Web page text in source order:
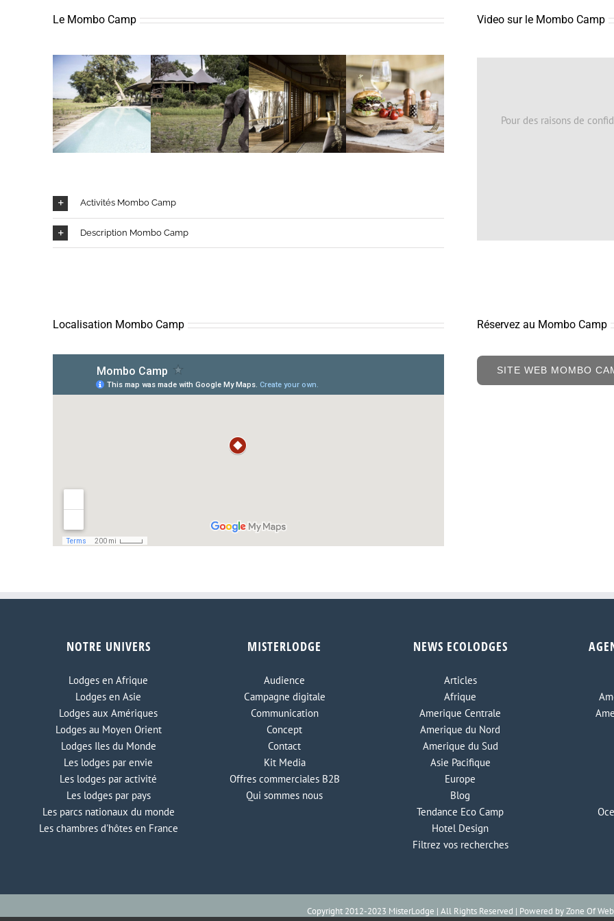
Le Mombo Camp
Activités Mombo Camp
Description Mombo Camp
Video sur le Mombo Camp
Pour des raisons de
Localisation Mombo Camp Réservez au Mombo Camp
SITE WEB MOMBO
NOTRE UNIVERS
Lodges en Afrique
Lodges en Asie
Lodges aux Amériques
Lodges au Moyen Orient
Lodges Iles du Monde
Les lodges par envie
Les lodges par activité
Les lodges par pays
Les parcs nationaux du monde
Les chambres d'hôtes en France
MISTERLODGE
Audience
Campagne digitale
Communication
Concept
Contact
Kit Media
Offres commerciales B2B
Qui sommes nous
NEWS ECOLODGES
Articles
Afrique
Amerique Centrale
Amerique du Nord
Amerique du Sud
Asie Pacifique
Europe
Blog
Tendance Eco Camp
Hotel Design
Filtrez vos recherches
Copyright 2012-2023 MisterLodge | All Rights Reserved | Powered byZone Of Web